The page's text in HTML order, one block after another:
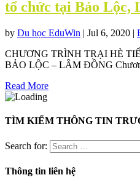
tổ chức tại Bảo Lộc,
by Du học EduWin | Jul 6, 2020 |
CHƯƠNG TRÌNH TRẠI HÈ
BẢO LỘC – LÂM ĐỒNG
Read More
TÌM KIẾM THÔNG TIN
Search for:
Thông tin liên hệ